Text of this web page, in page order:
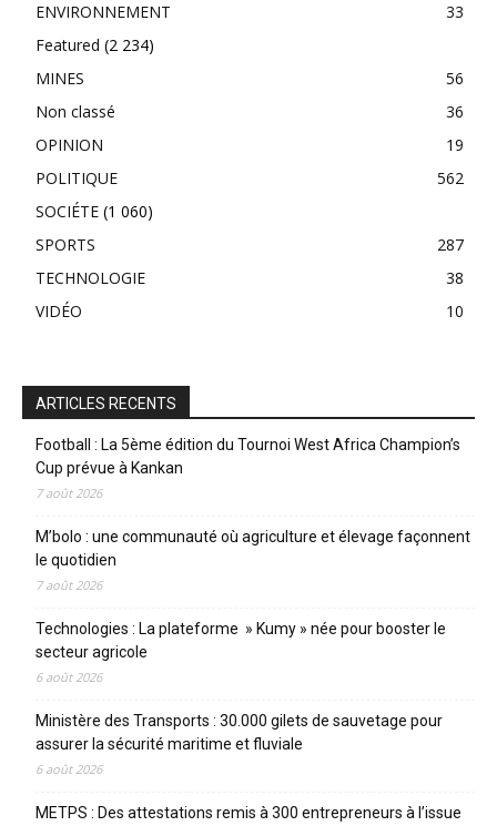
ENVIRONNEMENT
33
Featured (2 234)
MINES
56
Non classé
36
OPINION
19
POLITIQUE
562
SOCIÉTE (1 060)
SPORTS
287
TECHNOLOGIE
38
VIDÉO
10
ARTICLES RECENTS
Football : La 5ème édition du Tournoi West Africa Champion’s
Cup prévue à Kankan
7 août 2026
M’bolo : une communauté où agriculture et élevage façonnent
le quotidien
7 août 2026
Technologies : La plateforme » Kumy » née pour booster le
secteur agricole
6 août 2026
Ministère des Transports : 30.000 gilets de sauvetage pour
assurer la sécurité maritime et fluviale
6 août 2026
METPS : Des attestations remis à 300 entrepreneurs à l’issue